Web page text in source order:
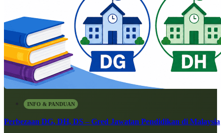
INFO & PANDUAN
Perbezaan DG, DH, DS – Gred Jawatan Pendidikan di Malaysia